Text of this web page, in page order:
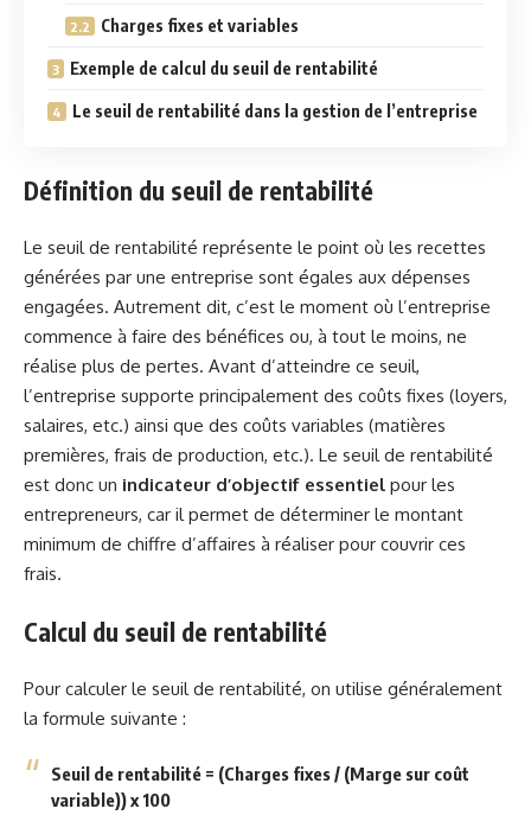
Charges fixes et variables
Exemple de calcul du seuil de rentabilité
Le seuil de rentabilité dans la gestion de l’entreprise
Définition du seuil de rentabilité
Le seuil de rentabilité représente le point où les recettes
générées par une entreprise sont égales aux dépenses
engagées. Autrement dit, c’est le moment où l’entreprise
commence à faire des bénéfices ou, à tout le moins, ne
réalise plus de pertes. Avant d’atteindre ce seuil,
l’entreprise supporte principalement des coûts fixes (loyers,
salaires, etc.) ainsi que des coûts variables (matières
premières, frais de production, etc.). Le seuil de rentabilité
est donc un indicateur d’objectif essentiel pour les
entrepreneurs, car il permet de déterminer le montant
minimum de chiffre d’affaires à réaliser pour couvrir ces
frais.
Calcul du seuil de rentabilité
Pour calculer le seuil de rentabilité, on utilise généralement
la formule suivante :
Seuil de rentabilité = (Charges fixes / (Marge sur coût
variable)) x 100